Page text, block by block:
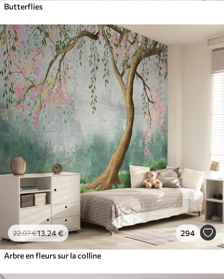
Butterflies
22.07€13 .24€ 294
Arbre en fleurs sur la colline